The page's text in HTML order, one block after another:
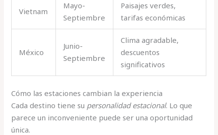
Vietnam
Mayo-
Septiembre
Paisajes verdes,
tarifas económicas
México
Junio-
Septiembre
Clima agradable,
descuentos
significativos
Cómo las estaciones cambian la experiencia
Cada destino tiene su personalidad estacional. Lo que
parece un inconveniente puede ser una oportunidad
única.